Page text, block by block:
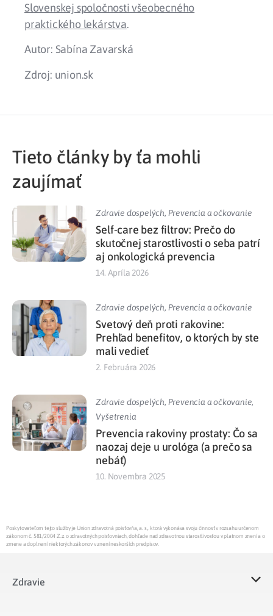
Slovenskej spoločnosti všeobecného
praktického lekárstva.
Autor: Sabína Zavarská
Zdroj: union.sk
Tieto články by ťa mohli
zaujímať
Zdravie dospelých, Prevencia a očkovanie
Self-care bez filtrov: Prečo do
skutočnej starostlivosti o seba patrí
aj onkologická prevencia
14. Apríla 2026
Zdravie dospelých, Prevencia a očkovanie
Svetový deň proti rakovine:
Prehľad benefitov, o ktorých by ste
mali vedieť
2. Februára 2026
Zdravie dospelých, Prevencia a očkovanie,
Vyšetrenia
Prevencia rakoviny prostaty: Čo sa
naozaj deje u urológa (a prečo sa
nebáť)
10. Novembra 2025
Poskytovateľom tejto služby je Union zdravotná poisťovňa, a. s., ktorá vykonáva svoju činnosť v rozsahu určenom
zákonom č. 581/2004 Z.z. o zdravotných poisťovniach, dohľade nad zdravotnou starostlivosťou v platnom znení a o
zmene a doplnení niektorých zákonov v znení neskorších predpisov.
Zdravie